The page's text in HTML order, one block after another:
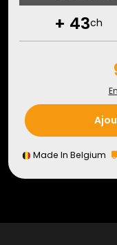
+ 43ch
Made In Belgium